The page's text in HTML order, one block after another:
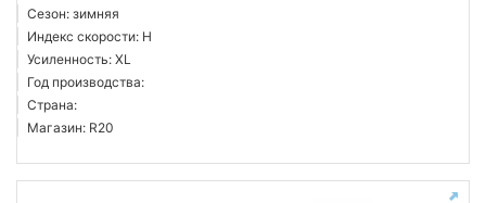
Сезон: зимняя
Индекс скорости: H
Усиленность: XL
Год производства:
Страна:
Магазин: R20